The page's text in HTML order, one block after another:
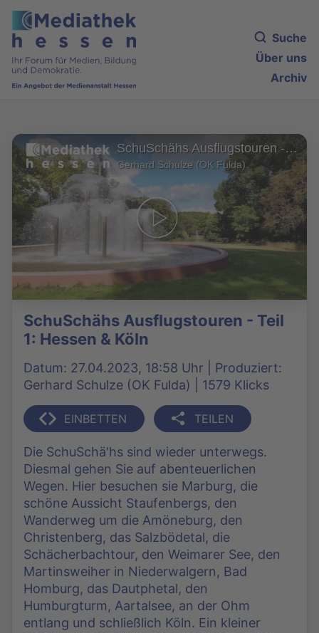
Suche
Über uns
Archiv
SchuSchähs Ausflugstouren - Teil 1: Hessen & Köln
Gerhard Schulze (OK Fulda)
SchuSchähs Ausflugstouren - Teil
1: Hessen & Köln
Datum: 27.04.2023, 18:58 Uhr | Produziert:
Gerhard Schulze (OK Fulda) | 1579 Klicks
EINBETTEN TEILEN
Die SchuSchä'hs sind wieder unterwegs.
Diesmal gehen Sie auf abenteuerlichen
Wegen. Hier besuchen sie Marburg, die
schöne Aussicht Staufenbergs, den
Wanderweg um die Amöneburg, den
Christenberg, das Salzbödetal, die
Schächerbachtour, den Weimarer See, den
Martinsweiher in Niederwalgern, Bad
Homburg, das Dautphetal, den
Humburgturm, Aartalsee, an der Ohm
entlang und schließlich Köln. Ein kleiner